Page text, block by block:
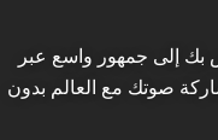
بك إلى جمهور واسع عبر
صوتك مع العالم بدون